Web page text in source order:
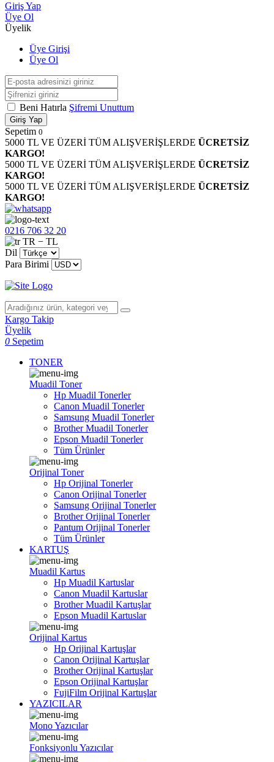
Giriş Yap
Üye Ol
Üyelik
Üye Girişi
Üye Ol
Beni Hatırla Şifremi Unuttum
Giriş Yap
Sepetim 0
5000 TL VE ÜZERİ TÜM ALIŞVERİŞLERDE ÜCRETSİZ
KARGO!
5000 TL VE ÜZERİ TÜM ALIŞVERİŞLERDE ÜCRETSİZ
KARGO!
5000 TL VE ÜZERİ TÜM ALIŞVERİŞLERDE ÜCRETSİZ
KARGO!
0216 706 32 20
TR − TL
Dil
Para Birimi
Kargo Takip
Üyelik
0 Sepetim
TONER
Muadil Toner
Hp Muadil Tonerler
Canon Muadil Tonerler
Samsung Muadil Tonerler
Brother Muadil Tonerler
Epson Muadil Tonerler
Tüm Ürünler
Orijinal Toner
Hp Orijinal Tonerler
Canon Orijinal Tonerler
Samsung Orijinal Tonerler
Brother Orijinal Tonerler
Pantum Orijinal Tonerler
Tüm Ürünler
KARTUŞ
Muadil Kartus
Hp Muadil Kartuslar
Canon Muadil Kartuslar
Brother Muadil Kartuşlar
Epson Muadil Kartuslar
Orijinal Kartus
Hp Orijinal Kartuşlar
Canon Orijinal Kartuşlar
Brother Orijinal Kartuşlar
Epson Orijinal Kartuşlar
FujiFilm Orijinal Kartuşlar
YAZICILAR
Mono Yazıcılar
Fonksiyonlu Yazıcılar